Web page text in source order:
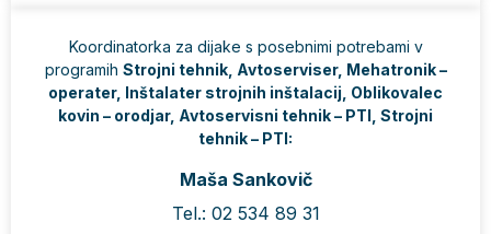
Koordinatorka za dijake s posebnimi potrebami v
programih Strojni tehnik, Avtoserviser, Mehatronik –
operater, Inštalater strojnih inštalacij, Oblikovalec
kovin – orodjar, Avtoservisni tehnik – PTI, Strojni
tehnik – PTI:
Maša Sankovič
Tel.: 02 534 89 31